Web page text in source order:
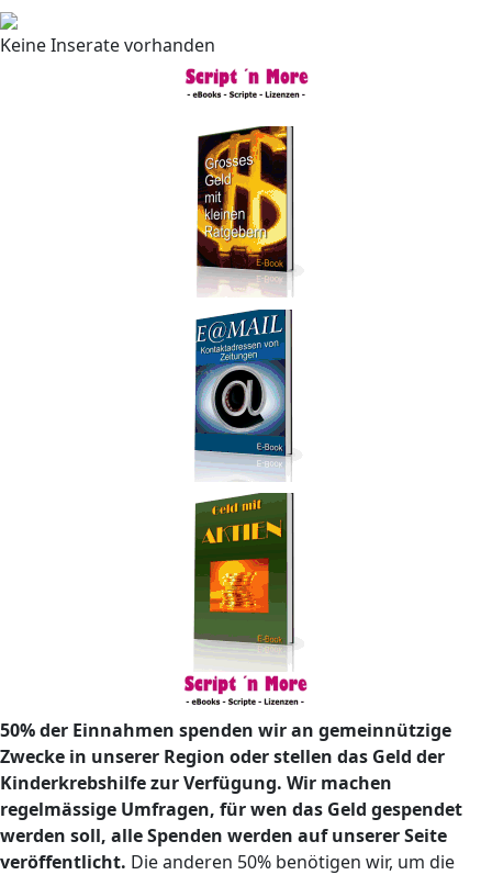
Keine Inserate vorhanden
50% der Einnahmen spenden wir an gemeinnützige
Zwecke in unserer Region oder stellen das Geld der
Kinderkrebshilfe zur Verfügung. Wir machen
regelmässige Umfragen, für wen das Geld gespendet
werden soll, alle Spenden werden auf unserer Seite
veröffentlicht. Die anderen 50% benötigen wir, um die